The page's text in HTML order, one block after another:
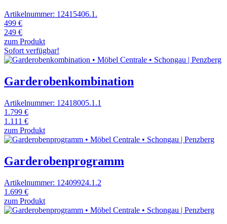
Artikelnummer: 12415406.1.
499 €
249 €
zum Produkt
Sofort verfügbar!
Garderobenkombination
Artikelnummer: 12418005.1.1
1.799 €
1.111 €
zum Produkt
Garderobenprogramm
Artikelnummer: 12409924.1.2
1.699 €
zum Produkt